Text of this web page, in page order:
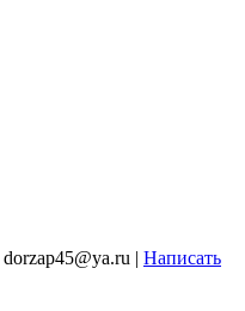
dorzap45@ya.ru | Написать